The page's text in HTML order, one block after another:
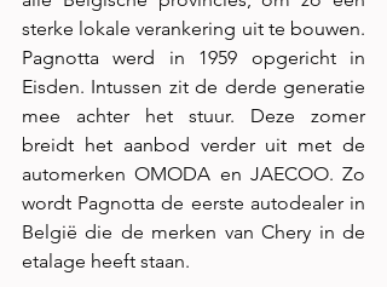
sterke lokale verankering uit te bouwen.
Pagnotta werd in 1959 opgericht in
Eisden. Intussen zit de derde generatie
mee achter het stuur. Deze zomer
breidt het aanbod verder uit met de
automerken OMODA en JAECOO. Zo
wordt Pagnotta de eerste autodealer in
België die de merken van Chery in de
etalage heeft staan.